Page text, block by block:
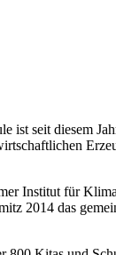
ist seit diesem
Institut für
2014 das